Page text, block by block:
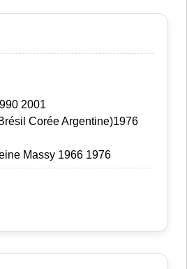
2001
Corée Argentine)1976
Massy 1966 1976